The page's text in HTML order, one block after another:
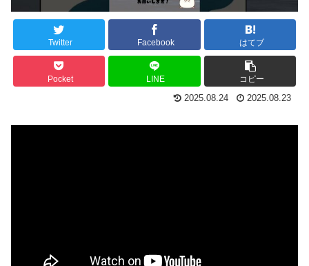
Twitter Facebook はてブ
Pocket LINE コピー
2025.08.24 2025.08.23